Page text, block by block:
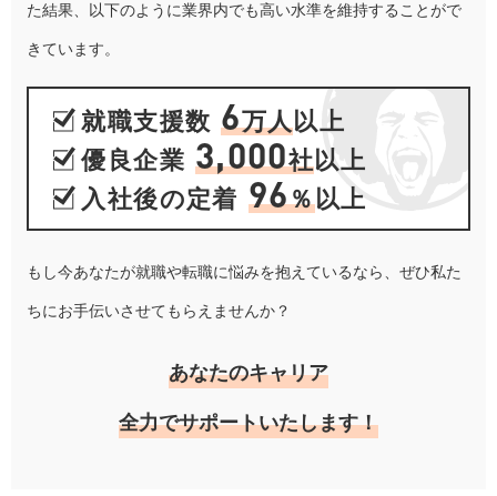
た結果、以下のように業界内でも高い水準を維持することがで
きています。
就職支援数 6万人以上
優良企業 3,000社以上
入社後の定着 96％以上
もし今あなたが就職や転職に悩みを抱えているなら、ぜひ私た
ちにお手伝いさせてもらえませんか？
あなたのキャリア
全力でサポートいたします！